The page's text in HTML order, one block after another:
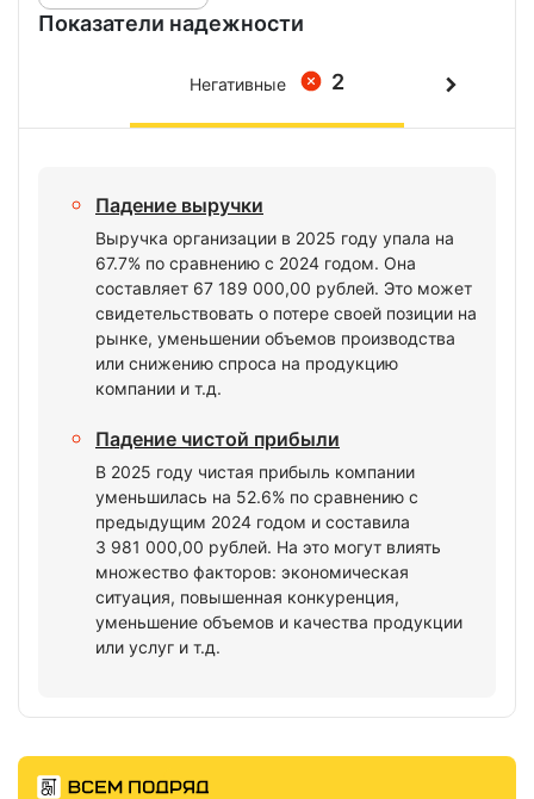
Показатели надежности
2
Негативные
Падение выручки
Выручка организации в 2025 году упала на
67.7% по сравнению с 2024 годом. Она
составляет 67 189 000,00 рублей. Это может
свидетельствовать о потере своей позиции на
рынке, уменьшении объемов производства
или снижению спроса на продукцию
компании и т.д.
Падение чистой прибыли
В 2025 году чистая прибыль компании
уменьшилась на 52.6% по сравнению с
предыдущим 2024 годом и составила
3 981 000,00 рублей. На это могут влиять
множество факторов: экономическая
ситуация, повышенная конкуренция,
уменьшение объемов и качества продукции
или услуг и т.д.